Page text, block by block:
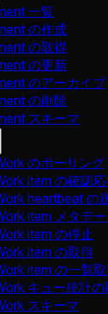
一覧
の作成
の取得
の更新
のアーカイブ
の削除
スキーマ
のポーリング
item の確認
heartbeat の
item メタデ
item の停止
item の取得
item の一覧
キュー統計の
スキーマ